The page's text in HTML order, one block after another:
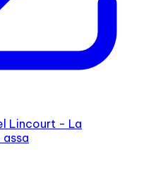
Lincourt - La